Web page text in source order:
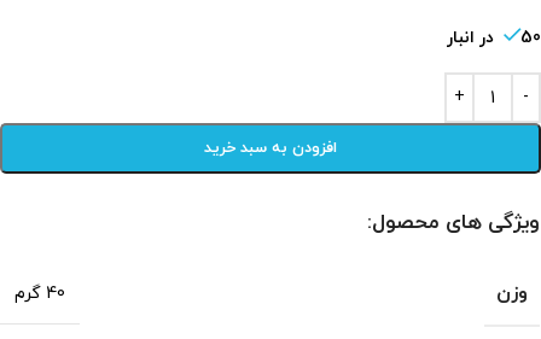
50 در انبار
افزودن به سبد خرید
ویژگی های محصول:
وزن 40 گرم